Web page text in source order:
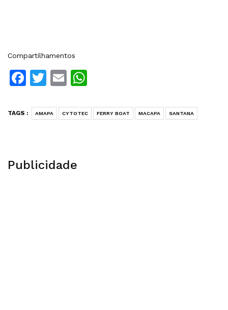
Compartilhamentos
Facebook
Twitter
Email
TAGS : AMAPA CYTOTEC FERRY BOAT MACAPA SANTANA
Publicidade